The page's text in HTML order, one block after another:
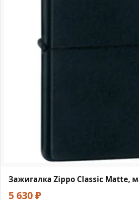
Зажигалка Zippo Classic Matte,
5 630 ₽